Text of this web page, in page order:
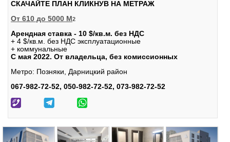
СКАЧАЙТЕ ПЛАН КЛИКНУВ НА МЕТРАЖ
От 610 до 5000 М2
Арендная ставка - 10 $/кв.м. без НДС
+ 4 $/кв.м. без НДС эксплуатационные
+ коммунальные
С мая 2022. От владельца, без комиссионных
Метро: Позняки, Дарницкий район
067-982-72-52, 050-982-72-52, 073-982-72-52